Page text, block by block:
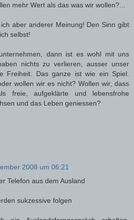
mehr Wert als das was wir wollen?...
aber anderer Meinung! Den Sinn gibt
selbst!
dann ist es wohl mit uns
nichts zu verlieren, ausser unser
Freiheit. Das ganze ist wie ein Spiel.
wollen wir es nicht? Wollen wir, dass
freie, aufgeklärte und lebensfrohe
und das Leben geniessen?
2008 um 06:21
Telefon aus dem Ausland
sukzessive folgen